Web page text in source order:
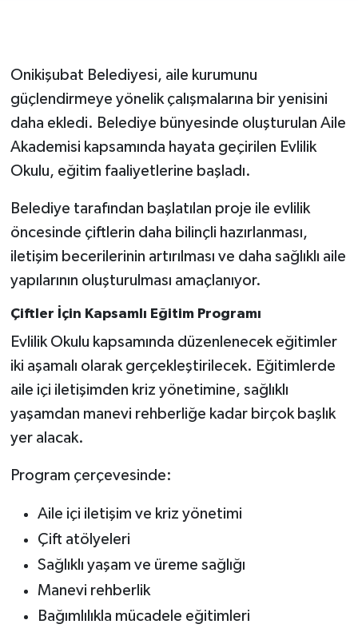
Onikişubat Belediyesi, aile kurumunu
güçlendirmeye yönelik çalışmalarına bir yenisini
daha ekledi. Belediye bünyesinde oluşturulan Aile
Akademisi kapsamında hayata geçirilen Evlilik
Okulu, eğitim faaliyetlerine başladı.
Belediye tarafından başlatılan proje ile evlilik
öncesinde çiftlerin daha bilinçli hazırlanması,
iletişim becerilerinin artırılması ve daha sağlıklı aile
yapılarının oluşturulması amaçlanıyor.
Çiftler İçin Kapsamlı Eğitim Programı
Evlilik Okulu kapsamında düzenlenecek eğitimler
iki aşamalı olarak gerçekleştirilecek. Eğitimlerde
aile içi iletişimden kriz yönetimine, sağlıklı
yaşamdan manevi rehberliğe kadar birçok başlık
yer alacak.
Program çerçevesinde:
Aile içi iletişim ve kriz yönetimi
Çift atölyeleri
Sağlıklı yaşam ve üreme sağlığı
Manevi rehberlik
Bağımlılıkla mücadele eğitimleri
KADIN-AİLE
YEREL YÖNETİM
MEDYA
ÜÇÜNCÜ SAYFA
Yemek
SİVİL TOPLUM
SEÇİM 2014
KİM KİMDİR
ÇEK GÖNDER
KİTAP
OTOMOBİL